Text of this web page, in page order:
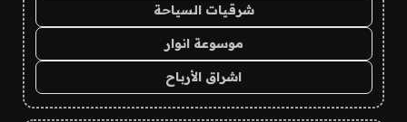
شرقيات السياحة
موسوعة انوار
اشراق الأرباح